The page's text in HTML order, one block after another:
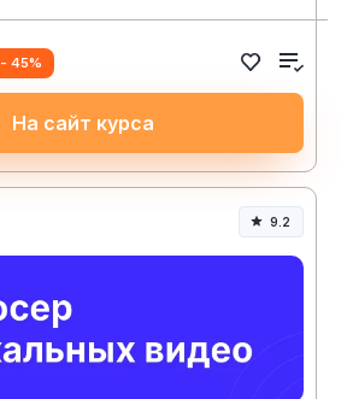
- 45%
На сайт курса
9.2